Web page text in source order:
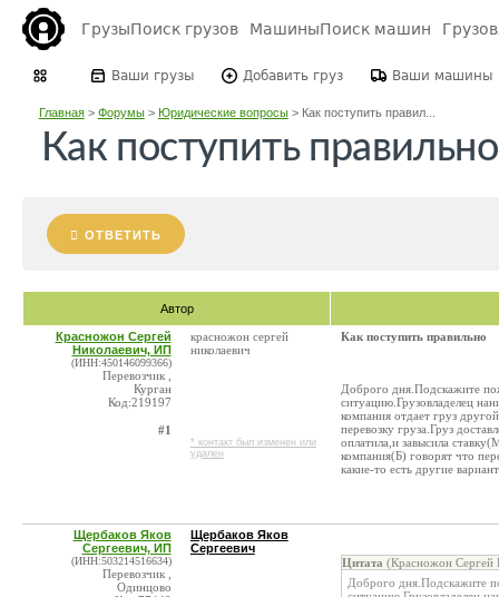
ГрузыПоиск грузов МашиныПоиск машин
Ваши грузы Добавить груз Ваши машины
Главная> Форумы> Юридические вопросы> Как поступить правил...
Как поступить правильно
ОТВЕТИТЬ
Автор
Красножон Сергей
Николаевич, ИП
(ИНН:450146099366)
Перевозчик ,
Курган
Код:219197
#1
красножон сергей
николаевич
* контакт был изменен или
удален
Как поступить правильно
Доброго дня.Подскажите
ситуацию.Грузовладелец
компания отдает груз
перевозку груза.Груз
оплатила,и завысила
компания(Б) говорят что
какие-то есть другие
Щербаков Яков
Сергеевич, ИП
(ИНН:503214516634)
Перевозчик ,
Одинцово
Щербаков Яков
Сергеевич
Цитата (Красножон Сергей
Доброго дня.Подскажите